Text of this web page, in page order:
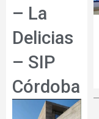
– La
Delicias
– SIP
Córdoba